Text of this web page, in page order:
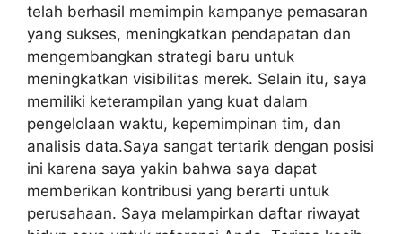
telah berhasil memimpin kampanye pemasaran
yang sukses, meningkatkan pendapatan dan
mengembangkan strategi baru untuk
meningkatkan visibilitas merek. Selain itu, saya
memiliki keterampilan yang kuat dalam
pengelolaan waktu, kepemimpinan tim, dan
analisis data.Saya sangat tertarik dengan posisi
ini karena saya yakin bahwa saya dapat
memberikan kontribusi yang berarti untuk
perusahaan. Saya melampirkan daftar riwayat